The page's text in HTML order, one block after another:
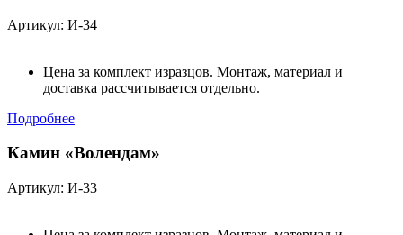
Артикул: И-34
Цена за комплект изразцов. Монтаж, материал и
доставка рассчитывается отдельно.
Подробнее
Камин «Волендам»
Артикул: И-33